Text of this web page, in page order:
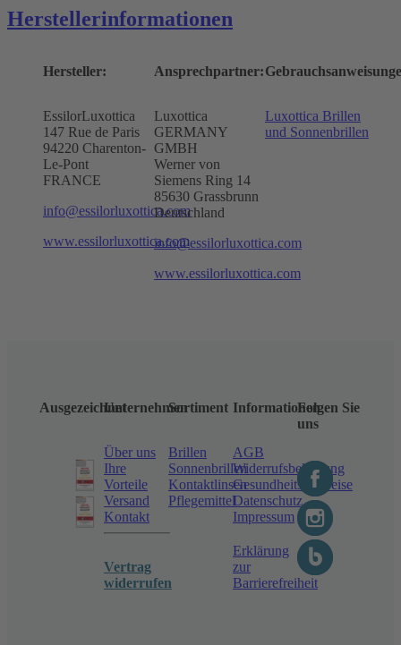
Herstellerinformationen
Hersteller:
EssilorLuxottica
147 Rue de Paris
94220 Charenton-
Le-Pont
FRANCE
info@essilorluxottica.com
www.essilorluxottica.com
Ansprechpartner:
Luxottica
GERMANY
GMBH
Werner von
Siemens Ring 14
85630 Grassbrunn
Deutschland
info@essilorluxottica.com
www.essilorluxottica.com
Luxottica Brillen
und Sonnenbrillen
AusgezeichnetUnternehmen
Über uns
Ihre
Vorteile
Versand
Kontakt
Vertrag
widerrufen
Sortiment
Brillen
Sonnenbrillen
Kontaktlinsen
Pflegemittel
Informationen
AGB
Widerrufsbelehrung
Gesundheitshinweise
Datenschutz
Impressum
Erklärung
zur
Barrierefreiheit
Folgen Sie
uns